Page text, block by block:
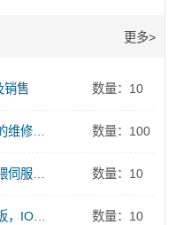
更多>
销售 数量：10
提供大隈OKUMA机床数控系统配件的维修及销售服务 数量：100
OKUMA维修，大隈驱动器维修，大隈伺服电源维修 数量：10
OKUMA维修，大隈电路板维修，主板，IO板、存储板、控制板维修 数量：10